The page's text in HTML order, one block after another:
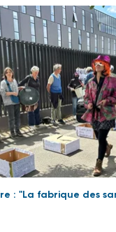
: "La fabrique des